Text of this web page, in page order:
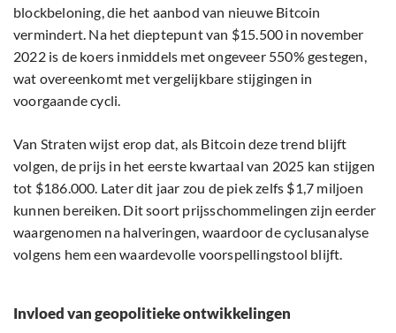
blockbeloning, die het aanbod van nieuwe Bitcoin
vermindert. Na het dieptepunt van $15.500 in november
2022 is de koers inmiddels met ongeveer 550% gestegen,
wat overeenkomt met vergelijkbare stijgingen in
voorgaande cycli.
Van Straten wijst erop dat, als Bitcoin deze trend blijft
volgen, de prijs in het eerste kwartaal van 2025 kan stijgen
tot $186.000. Later dit jaar zou de piek zelfs $1,7 miljoen
kunnen bereiken. Dit soort prijsschommelingen zijn eerder
waargenomen na halveringen, waardoor de cyclusanalyse
volgens hem een waardevolle voorspellingstool blijft.
Invloed van geopolitieke ontwikkelingen